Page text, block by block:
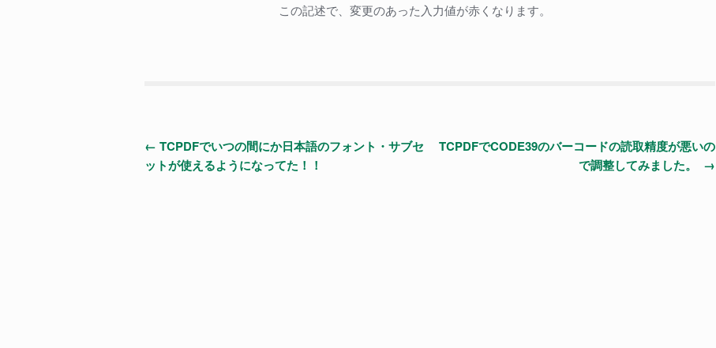
この記述で、変更のあった入力値が赤くなります。
投
← TCPDFでいつの間にか日本語のフォント・サブセ
ットが使えるようになってた！！
TCPDFでCODE39のバーコードの読取精度が悪いの
で調整してみました。 →